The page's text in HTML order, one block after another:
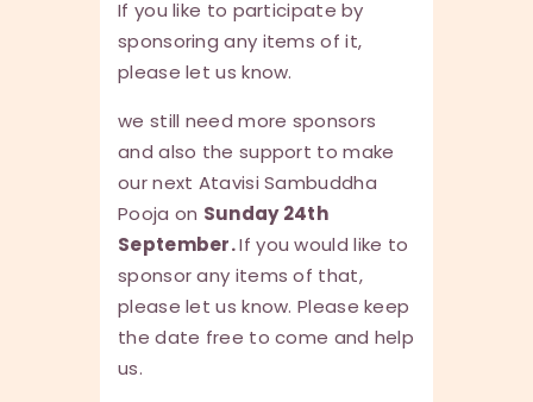
If you like to participate by
sponsoring any items of it,
please let us know.
we still need more sponsors
and also the support to make
our next Atavisi Sambuddha
Pooja on Sunday 24th
September.If you would like to
sponsor any items of that,
please let us know. Please keep
the date free to come and help
us.